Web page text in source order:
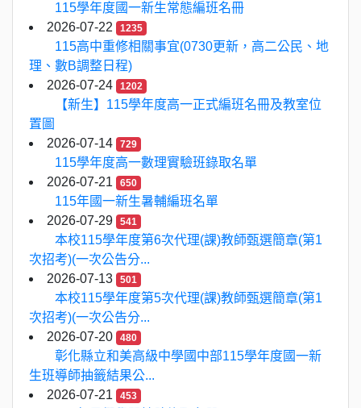
115學年度國一新生常態編班名冊
2026-07-22
1235
115高中重修相關事宜(0730更新，高二公民、地
理、數B調整日程)
2026-07-24
1202
【新生】115學年度高一正式編班名冊及教室位
置圖
2026-07-14
729
115學年度高一數理實驗班錄取名單
2026-07-21
650
115年國一新生暑輔編班名單
2026-07-29
541
本校115學年度第6次代理(課)教師甄選簡章(第1
次招考)(一次公告分...
2026-07-13
501
本校115學年度第5次代理(課)教師甄選簡章(第1
次招考)(一次公告分...
2026-07-20
480
彰化縣立和美高級中學國中部115學年度國一新
生班導師抽籤結果公...
2026-07-21
453